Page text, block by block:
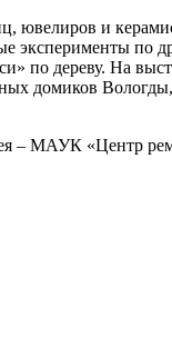
ювелиров и
эксперименты
по дереву. На
домиков
– МАУК «Центр